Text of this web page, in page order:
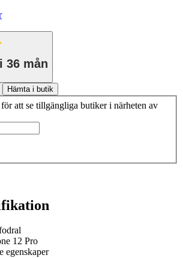
i 36 mån
Hämta i butik
att se tillgängliga butiker i närheten av
12 Pro
egenskaper